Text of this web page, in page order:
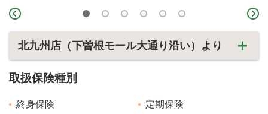
北九州店（下曽根モール大通り沿い）より
取扱保険種別
終身保険
定期保険